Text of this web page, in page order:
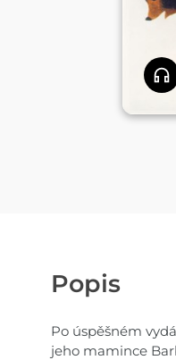
Popis
Po úspěšném
jeho mamince